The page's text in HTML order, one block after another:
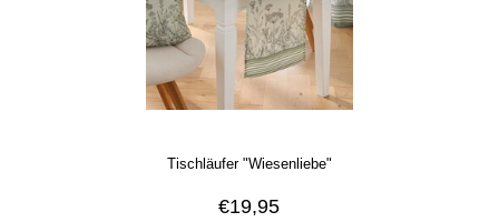
Tischläufer "Wiesenliebe"
€19,95